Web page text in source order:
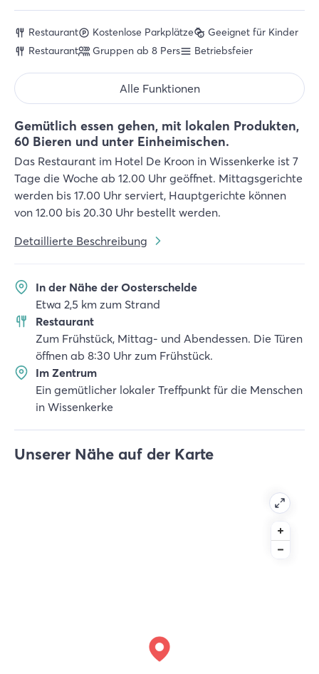
Gemütlich essen gehen, mit lokalen Produkten,
60 Bieren und unter Einheimischen.
Das Restaurant im Hotel De Kroon in Wissenkerke ist 7
Tage die Woche ab 12.00 Uhr geöffnet. Mittagsgerichte
werden bis 17.00 Uhr serviert, Hauptgerichte können
von 12.00 bis 20.30 Uhr bestellt werden.
Detaillierte Beschreibung
In der Nähe der Oosterschelde
Etwa 2,5 km zum Strand
Restaurant
Zum Frühstück, Mittag- und Abendessen. Die Türen
öffnen ab 8:30 Uhr zum Frühstück.
Im Zentrum
Ein gemütlicher lokaler Treffpunkt für die Menschen
in Wissenkerke
Restaurant Kostenlose Parkplätze
Geeignet für Kinder
Restaurant
Gruppen ab 8 Pers Betriebsfeier
Alle Funktionen
Unserer Nähe auf der Karte